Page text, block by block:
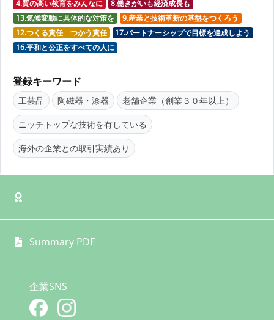
Summary PDF
企業SNS
4.質の高い教育をみんなに
8.働きがいも経済成長も
13.気候変動に具体的な対策を
9.産業と技術革新の基盤をつくろう
12.つくる責任 つかう責任
17.パートナーシップで目標を達成しよう
16.平和と公正をすべての人に
登録キーワード
工芸品 陶磁器・漆器 老舗企業（創業３０年以上）
ニッチトップな技術を有している
海外の企業との取引実績あり